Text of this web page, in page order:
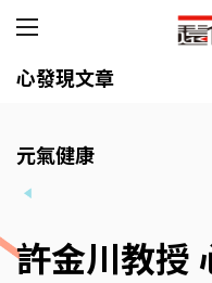
心發現文章
元氣健康
許金川教授